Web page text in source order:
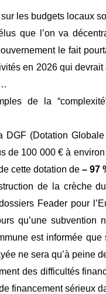
les budgets locaux
que l’on va
le fait
en 2026 qui
de la
DGF (Dotation
de 100 000 € à
cette dotation de – 97
de la crèche
Feader pour
qu’une subvention
est informée
ne sera qu’à peine
des difficultés
financement sérieux